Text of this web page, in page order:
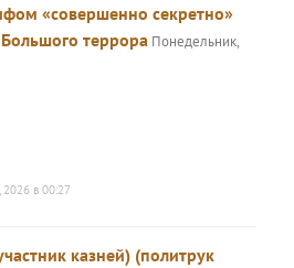
«совершенно секретно»
террора Понедельник,
2026 в 00:27
казней) (политрук